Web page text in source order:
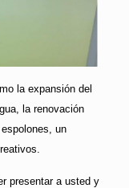
la expansión del
la renovación
un
presentar a usted y